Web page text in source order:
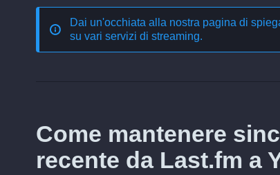
Dai un'occhiata alla nostra pagina di
su vari servizi di streaming.
Come mantenere
recente da Last.fm a